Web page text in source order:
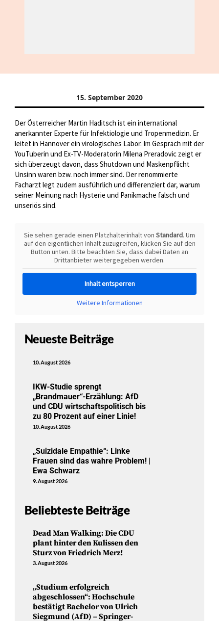
15. September 2020
Der Österreicher Martin Haditsch ist ein international
anerkannter Experte für Infektiologie und Tropenmedizin. Er
leitet in Hannover ein virologisches Labor. Im Gespräch mit der
YouTuberin und Ex-TV-Moderatorin Milena Preradovic zeigt er
sich überzeugt davon, dass Shutdown und Maskenpflicht
Unsinn waren bzw. noch immer sind. Der renommierte
Facharzt legt zudem ausführlich und differenziert dar, warum
seiner Meinung nach Hysterie und Panikmache falsch und
unseriös sind.
Sie sehen gerade einen Platzhalterinhalt von Standard. Um
auf den eigentlichen Inhalt zuzugreifen, klicken Sie auf den
Button unten. Bitte beachten Sie, dass dabei Daten an
Drittanbieter weitergegeben werden.
Inhalt entsperren
Weitere Informationen
Neueste Beiträge
10. August 2026
IKW-Studie sprengt
„Brandmauer“-Erzählung: AfD
und CDU wirtschaftspolitisch bis
zu 80 Prozent auf einer Linie!
10. August 2026
„Suizidale Empathie“: Linke
Frauen sind das wahre Problem! |
Ewa Schwarz
9. August 2026
Beliebteste Beiträge
Dead Man Walking: Die CDU
plant hinter den Kulissen den
Sturz von Friedrich Merz!
3. August 2026
„Studium erfolgreich
abgeschlossen“: Hochschule
bestätigt Bachelor von Ulrich
Siegmund (AfD) – Springer-